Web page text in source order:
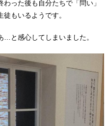
った後も自分たちで「問い」
もいるようです。
…と感心してしまいました。